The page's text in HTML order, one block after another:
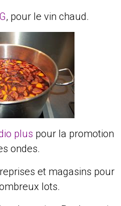
, pour le vin chaud.
plus pour la promotion
ondes.
et magasins pour
lots.